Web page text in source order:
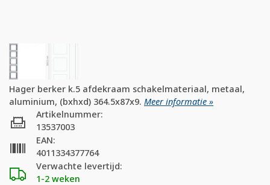
Hager berker k.5 afdekraam schakelmateriaal, metaal,
aluminium, (bxhxd) 364.5x87x9. Meer informatie »
Verwachte levertijd:
1-2 weken
Artikelnummer:
13537003
EAN:
4011334377764